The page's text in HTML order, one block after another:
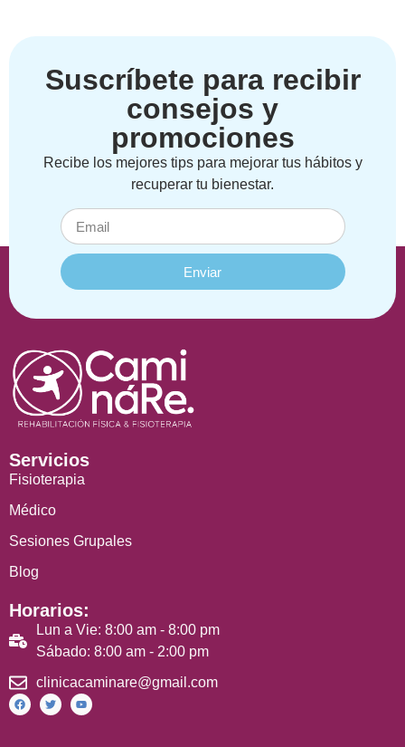
Suscríbete para recibir
consejos y
promociones
Recibe los mejores tips para mejorar tus hábitos y
recuperar tu bienestar.
Enviar
Servicios
Fisioterapia
Médico
Sesiones Grupales
Blog
Horarios:
Lun a Vie: 8:00 am - 8:00 pm
Sábado: 8:00 am - 2:00 pm
clinicacaminare@gmail.com